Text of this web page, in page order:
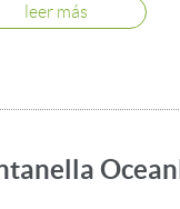
leer más